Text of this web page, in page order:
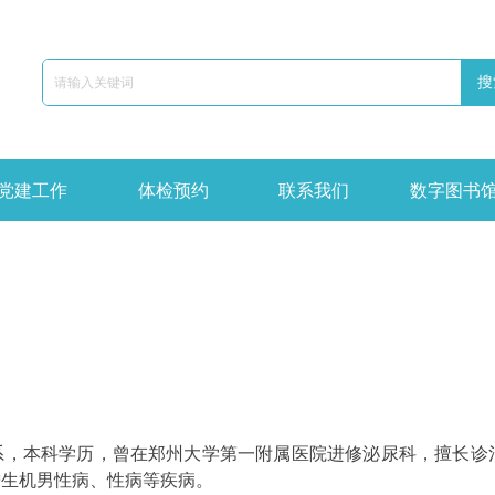
建工作 体检预约 联系我们 数字图书
本科学历，曾在郑州大学第一附属医院进修泌尿科，擅长诊
机男性病、性病等疾病。